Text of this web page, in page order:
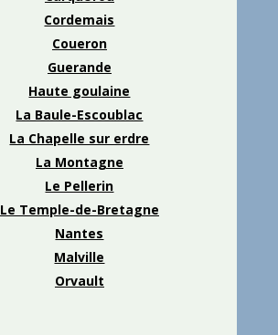
Cordemais
Coueron
Guerande
Haute goulaine
La Baule-Escoublac
La Chapelle sur erdre
La Montagne
Le Pellerin
Le Temple-de-Bretagne
Nantes
Malville
Orvault